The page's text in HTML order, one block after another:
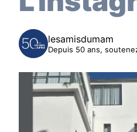
lesamisdumam
Depuis 50 ans,